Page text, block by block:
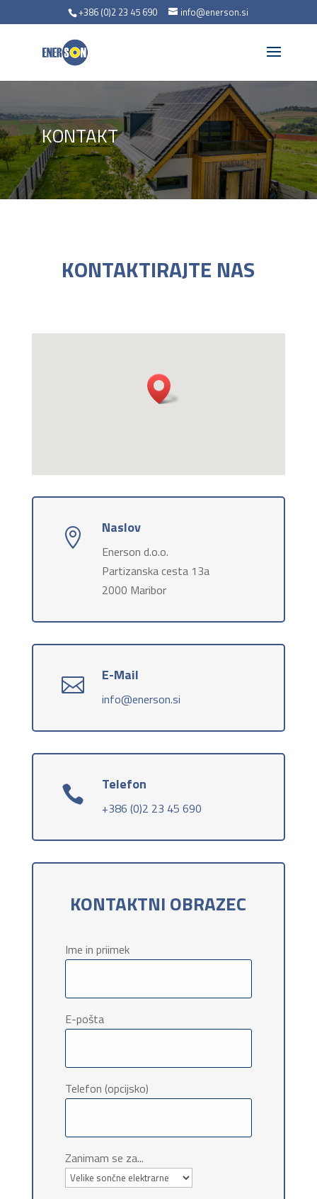
+386 (0)2 23 45 690 info@enerson.si
KONTAKT
KONTAKTIRAJTE NAS
 Naslov
Enerson d.o.o.
Partizanska cesta 13a
2000 Maribor
 E-Mail
info@enerson.si
 Telefon
+386 (0)2 23 45 690
KONTAKTNI OBRAZEC
Ime in priimek
E-pošta
Telefon (opcijsko)
Zanimam se za...